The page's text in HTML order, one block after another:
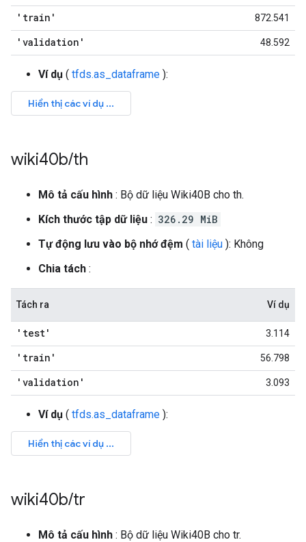
'train' 872.541
'validation' 48.592
Ví dụ ( tfds.as_dataframe ):
wiki40b/th
Mô tả cấu hình : Bộ dữ liệu Wiki40B cho th.
Kích thước tập dữ liệu : 326.29 MiB
Tự động lưu vào bộ nhớ đệm ( tài liệu ): Không
Chia tách :
Tách ra Ví dụ
'test' 3.114
'train' 56.798
'validation' 3.093
Ví dụ ( tfds.as_dataframe ):
wiki40b/tr
Mô tả cấu hình : Bộ dữ liệu Wiki40B cho tr.